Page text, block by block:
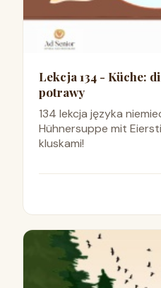
Lekcja 134 - Küche:
potrawy
134 lekcja języka
Hühnersuppe mit
kluskami!